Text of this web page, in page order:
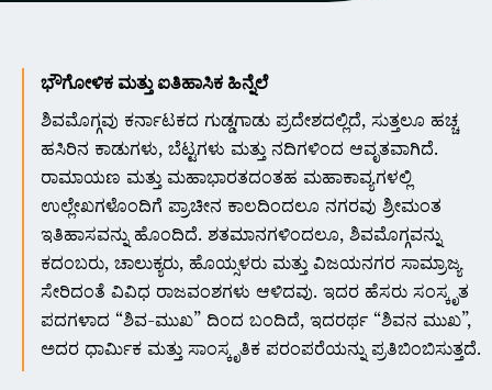
ಭೌಗೋಳಿಕ ಮತ್ತು ಐತಿಹಾಸಿಕ ಹಿನ್ನೆಲೆ
ಶಿವಮೊಗ್ಗವು ಕರ್ನಾಟಕದ ಗುಡ್ಡಗಾಡು ಪ್ರದೇಶದಲ್ಲಿದೆ, ಸುತ್ತಲೂ ಹಚ್ಚ
ಹಸಿರಿನ ಕಾಡುಗಳು, ಬೆಟ್ಟಗಳು ಮತ್ತು ನದಿಗಳಿಂದ ಆವೃತವಾಗಿದೆ.
ರಾಮಾಯಣ ಮತ್ತು ಮಹಾಭಾರತದಂತಹ ಮಹಾಕಾವ್ಯಗಳಲ್ಲಿ
ಉಲ್ಲೇಖಗಳೊಂದಿಗೆ ಪ್ರಾಚೀನ ಕಾಲದಿಂದಲೂ ನಗರವು ಶ್ರೀಮಂತ
ಇತಿಹಾಸವನ್ನು ಹೊಂದಿದೆ. ಶತಮಾನಗಳಿಂದಲೂ, ಶಿವಮೊಗ್ಗವನ್ನು
ಕದಂಬರು, ಚಾಲುಕ್ಯರು, ಹೊಯ್ಸಳರು ಮತ್ತು ವಿಜಯನಗರ ಸಾಮ್ರಾಜ್ಯ
ಸೇರಿದಂತೆ ವಿವಿಧ ರಾಜವಂಶಗಳು ಆಳಿದವು. ಇದರ ಹೆಸರು ಸಂಸ್ಕೃತ
ಪದಗಳಾದ “ಶಿವ-ಮುಖ” ದಿಂದ ಬಂದಿದೆ, ಇದರರ್ಥ “ಶಿವನ ಮುಖ”,
ಅದರ ಧಾರ್ಮಿಕ ಮತ್ತು ಸಾಂಸ್ಕೃತಿಕ ಪರಂಪರೆಯನ್ನು ಪ್ರತಿಬಿಂಬಿಸುತ್ತದೆ.